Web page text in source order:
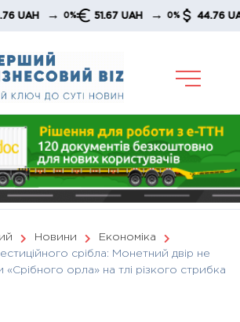
→ 0% 51.67 UAH → 0% 44.76 UAH →
Новини
Економіка
срібла: Монетний двір не
«Срібного орла» на тлі різкого стрибка